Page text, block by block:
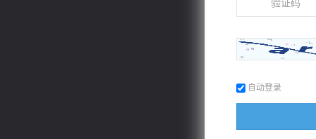
自动登录